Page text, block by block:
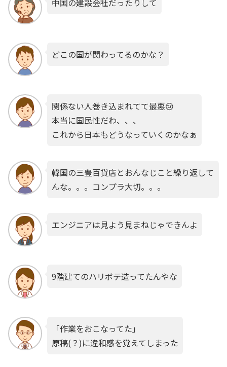
どこの国が関わってるのかな？
関係ない人巻き込まれてて最悪😢
本当に国民性だわ、、、
これから日本もどうなっていくのかなぁ
韓国の三豊百貨店とおんなじこと繰り返して
んな。。。コンプラ大切。。。
エンジニアは見よう見まねじゃできんよ
9階建てのハリボテ造ってたんやな
「作業をおこなってた」
原稿(？)に違和感を覚えてしまった